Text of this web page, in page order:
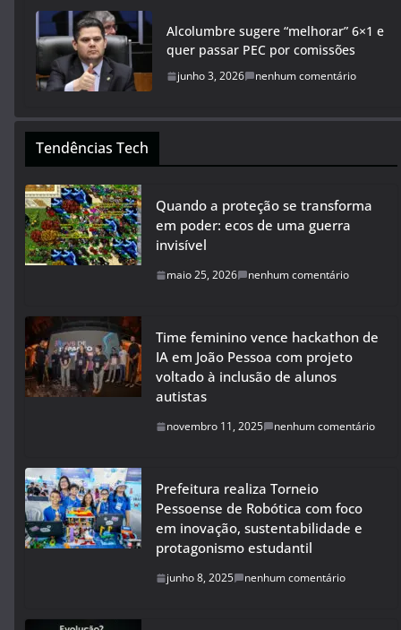
Alcolumbre sugere “melhorar” 6×1 e
quer passar PEC por comissões
junho 3, 2026 nenhum comentário
Tendências Tech
Quando a proteção se transforma
em poder: ecos de uma guerra
invisível
maio 25, 2026 nenhum comentário
Time feminino vence hackathon de
IA em João Pessoa com projeto
voltado à inclusão de alunos
autistas
novembro 11, 2025 nenhum comentário
Prefeitura realiza Torneio
Pessoense de Robótica com foco
em inovação, sustentabilidade e
protagonismo estudantil
junho 8, 2025 nenhum comentário